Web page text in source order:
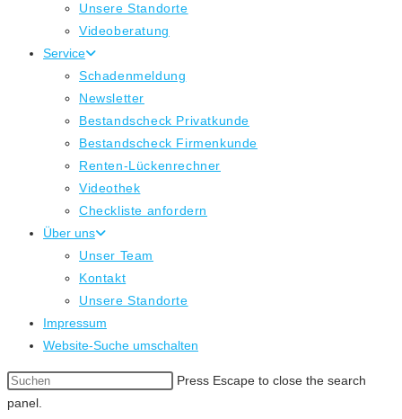
Unsere Standorte
Videoberatung
Service
Schadenmeldung
Newsletter
Bestandscheck Privatkunde
Bestandscheck Firmenkunde
Renten-Lückenrechner
Videothek
Checkliste anfordern
Über uns
Unser Team
Kontakt
Unsere Standorte
Impressum
Website-Suche umschalten
Press Escape to close the search
panel.